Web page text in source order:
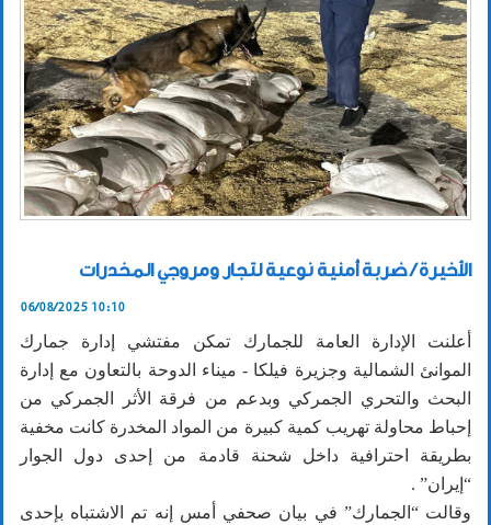
الأخيرة / ضربة أمنية نوعية لتجار ومروجي المخدرات
06/08/2025 10:10
أعلنت الإدارة العامة للجمارك تمكن مفتشي إدارة جمارك
الموانئ الشمالية وجزيرة فيلكا - ميناء الدوحة بالتعاون مع إدارة
البحث والتحري الجمركي وبدعم من فرقة الأثر الجمركي من
إحباط محاولة تهريب كمية كبيرة من المواد المخدرة كانت مخفية
بطريقة احترافية داخل شحنة قادمة من إحدى دول الجوار
“إيران” .
وقالت “الجمارك” في بيان صحفي أمس إنه تم الاشتباه بإحدى